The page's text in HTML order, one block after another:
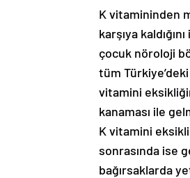
K vitamininden
karşıya
çocuk nöroloji
tüm
vitamini
kanaması ile
K vitamini
sonrasında ise
bağırsaklarda